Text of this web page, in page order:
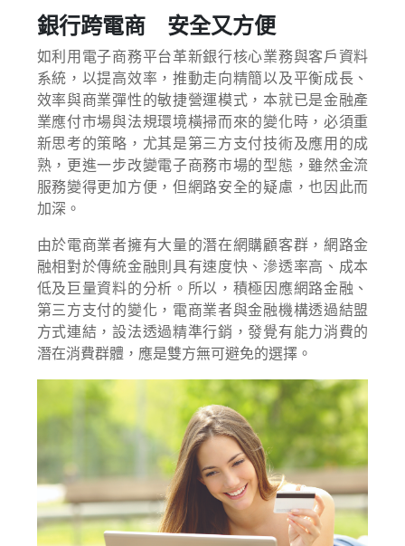
銀行跨電商 安全又方便
如利用電子商務平台革新銀行核心業務與客戶資料
系統，以提高效率，推動走向精簡以及平衡成長、
效率與商業彈性的敏捷營運模式，本就已是金融產
業應付市場與法規環境橫掃而來的變化時，必須重
新思考的策略，尤其是第三方支付技術及應用的成
熟，更進一步改變電子商務市場的型態，雖然金流
服務變得更加方便，但網路安全的疑慮，也因此而
加深。
由於電商業者擁有大量的潛在網購顧客群，網路金
融相對於傳統金融則具有速度快、滲透率高、成本
低及巨量資料的分析。所以，積極因應網路金融、
第三方支付的變化，電商業者與金融機構透過結盟
方式連結，設法透過精準行銷，發覺有能力消費的
潛在消費群體，應是雙方無可避免的選擇。